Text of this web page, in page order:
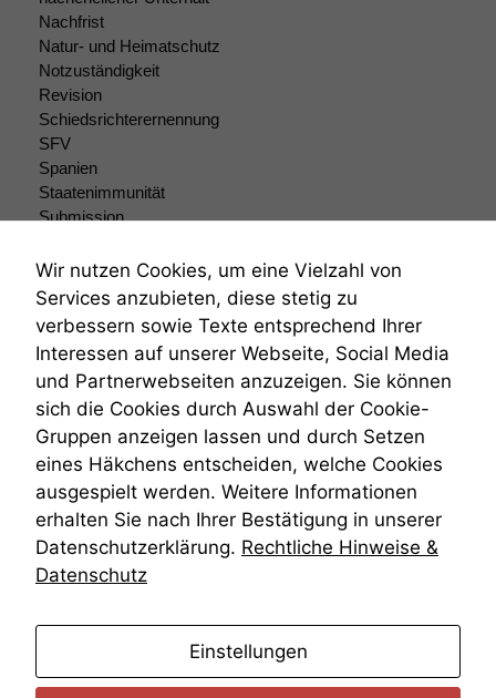
Nachfrist
Natur- und Heimatschutz
Notzuständigkeit
Revision
Schiedsrichterernennung
SFV
Spanien
Staatenimmunität
Submission
Teilungsklage
Venezuela
VRK
Wiederherstellungsanordnung
Zivilprozessordnung
ZPO
Zustellfiktion
Zuständigkeit
Öffentliches Personalrecht
Öffentlichkeitsprinzip
Wir nutzen Cookies, um eine Vielzahl von
Services anzubieten, diese stetig zu
verbessern sowie Texte entsprechend Ihrer
Interessen auf unserer Webseite, Social Media
und Partnerwebseiten anzuzeigen. Sie können
sich die Cookies durch Auswahl der Cookie-
Gruppen anzeigen lassen und durch Setzen
eines Häkchens entscheiden, welche Cookies
ausgespielt werden. Weitere Informationen
erhalten Sie nach Ihrer Bestätigung in unserer
Datenschutzerklärung. Rechtliche Hinweise &
Datenschutz
Einstellungen
anonyme
Daten auf.
Funktionalität
Einige
Funktionen auf
dieser Website
sind optional.
Wenn Sie
diese Option
deaktivieren,
kann die
Website nicht
zu 100%
Marketing
Wir speichern